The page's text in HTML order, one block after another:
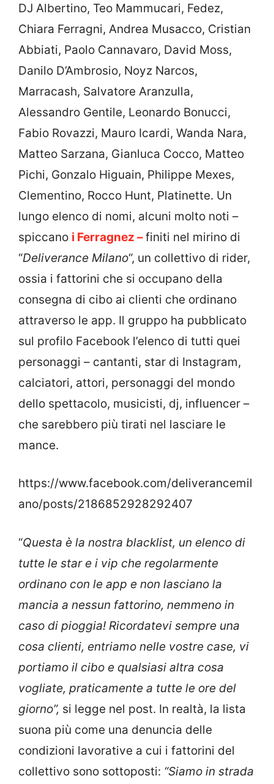
DJ Albertino, Teo Mammucari, Fedez,
Chiara Ferragni, Andrea Musacco, Cristian
Abbiati, Paolo Cannavaro, David Moss,
Danilo D’Ambrosio, Noyz Narcos,
Marracash, Salvatore Aranzulla,
Alessandro Gentile, Leonardo Bonucci,
Fabio Rovazzi, Mauro Icardi, Wanda Nara,
Matteo Sarzana, Gianluca Cocco, Matteo
Pichi, Gonzalo Higuain, Philippe Mexes,
Clementino, Rocco Hunt, Platinette. Un
lungo elenco di nomi, alcuni molto noti –
spiccano i Ferragnez –finiti nel mirino di
“Deliverance Milano“, un collettivo di rider,
ossia i fattorini che si occupano della
consegna di cibo ai clienti che ordinano
attraverso le app. Il gruppo ha pubblicato
sul profilo Facebook l’elenco di tutti quei
personaggi – cantanti, star di Instagram,
calciatori, attori, personaggi del mondo
dello spettacolo, musicisti, dj, influencer –
che sarebbero più tirati nel lasciare le
mance.
https://www.facebook.com/deliverancemil
ano/posts/2186852928292407
“Questa è la nostra blacklist, un elenco di
tutte le star e i vip che regolarmente
ordinano con le app e non lasciano la
mancia a nessun fattorino, nemmeno in
caso di pioggia! Ricordatevi sempre una
cosa clienti, entriamo nelle vostre case, vi
portiamo il cibo e qualsiasi altra cosa
vogliate, praticamente a tutte le ore del
giorno”, si legge nel post. In realtà, la lista
suona più come una denuncia delle
condizioni lavorative a cui i fattorini del
collettivo sono sottoposti: “Siamo in strada